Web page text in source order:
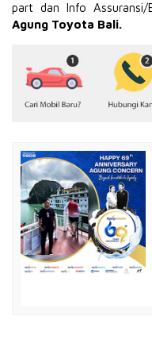
part dan Info Assuransi/
Agung Toyota Bali.